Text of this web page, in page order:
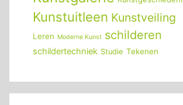
Kunstuitleen Kunstveiling
Leren Moderne Kunst schilderen
schildertechniek Studie Tekenen